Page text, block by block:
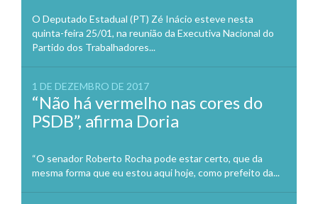
O Deputado Estadual (PT) Zé Inácio esteve nesta
quinta-feira 25/01, na reunião da Executiva Nacional do
Partido dos Trabalhadores...
1 DE DEZEMBRO DE 2017
“Não há vermelho nas cores do
PSDB”, afirma Doria
“O senador Roberto Rocha pode estar certo, que da
mesma forma que eu estou aqui hoje, como prefeito da...